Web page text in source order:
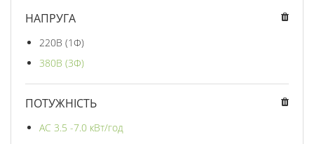
НАПРУГА
220В (1Ф)
380В (3Ф)
ПОТУЖНІСТЬ
AC 3.5 -7.0 кВт/год